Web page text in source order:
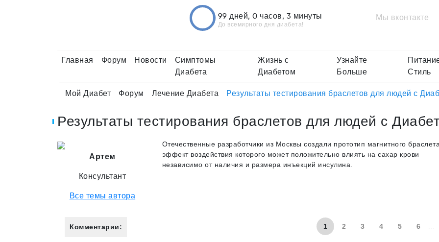
99 дней, 0 часов, 3 минуты
До всемирного дня диабета!
Мы вконтакте
Главная Форум Новости
Симптомы
Диабета
Жизнь с
Диабетом
Узнайте
Больше
Стиль
Мой Диабет Форум Лечение Диабета Результаты тестирования браслетов для людей с
Результаты тестирования браслетов для людей с
Артем
Консультант
Все темы автора
Отечественные разработчики из Москвы создали прототип магнитного браслета,
эффект воздействия которого может положительно влиять на сахар крови
независимо от наличия и размера инъекций инсулина.
Комментарии: 1 2 3 4 5 6